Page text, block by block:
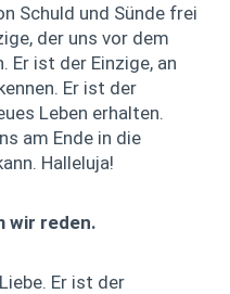
Schuld und Sünde frei
der uns vor dem
Er ist der Einzige, an
Er ist der
Leben erhalten.
am Ende in die
Halleluja!
wir reden.
Er ist der